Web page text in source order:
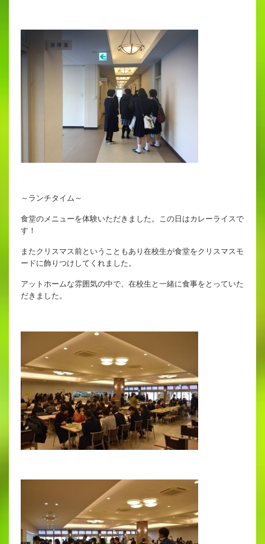
～ランチタイム～
食堂のメニューを体験いただきました。この日はカレーライスで
す！
またクリスマス前ということもあり在校生が食堂をクリスマスモ
ードに飾りつけしてくれました。
アットホームな雰囲気の中で、在校生と一緒に食事をとっていた
だきました。